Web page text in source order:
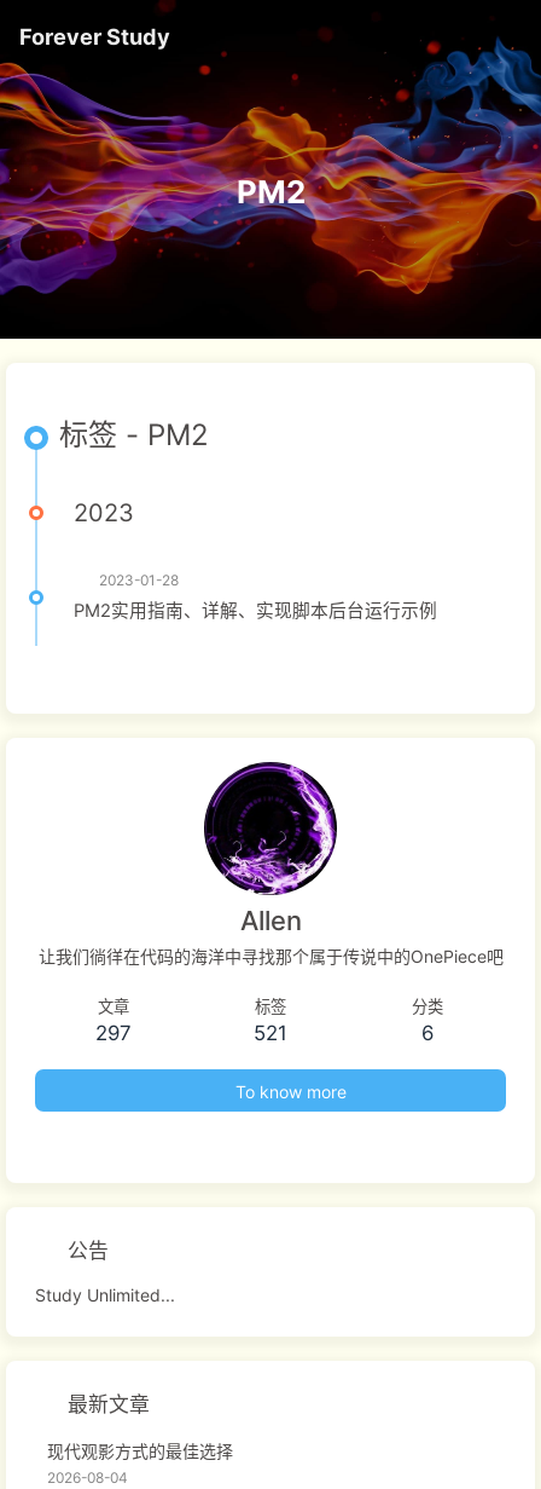
Forever Study
PM2
标签 - PM2
2023
2023-01-28
PM2实用指南、详解、实现脚本后台运行示例
Allen
让我们徜徉在代码的海洋中寻找那个属于传说中的OnePiece吧
文章
297
标签
521
分类
6
To know more
公告
Study Unlimited...
最新文章
现代观影方式的最佳选择
2026-08-04